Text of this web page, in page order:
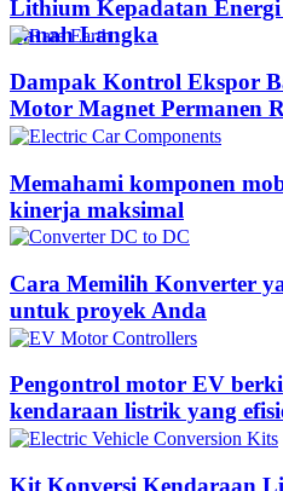
Lithium Kepadatan
Tanah Langka
Dampak Kontrol Ekspor
Motor Magnet Permanen
Memahami komponen
kinerja maksimal
Cara Memilih Konverter
untuk proyek Anda
Pengontrol motor EV
kendaraan listrik yang
Kit Konversi Kendaraan